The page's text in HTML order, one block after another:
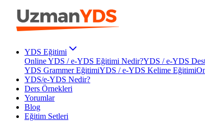
YDS Eğitimi
Online YDS / e-YDS Eğitimi Nedir?YDS / e-YDS
YDS Grammer EğitimiYDS / e-YDS Kelime Eğitimi
YDS/e-YDS Nedir?
Ders Örnekleri
Yorumlar
Blog
Eğitim Setleri